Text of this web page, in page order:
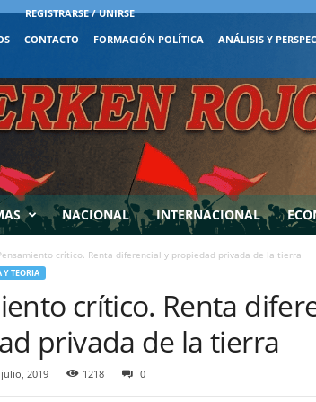
REGISTRARSE / UNIRSE
CONTACTO FORMACIÓN POLÍTICA ANÁLISIS Y
NACIONAL INTERNACIONAL
crítico. Renta diferencial y propiedad privada de la tierra
Y TEORIA
crítico. Renta
privada de la tierra
2019 1218 0